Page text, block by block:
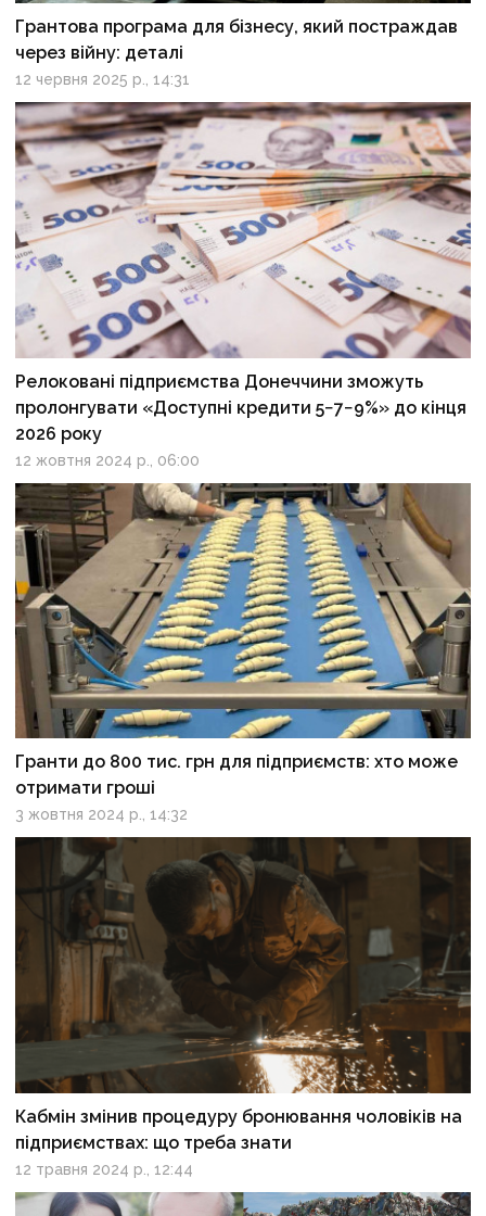
Грантова програма для бізнесу, який постраждав
через війну: деталі
12 червня 2025 р., 14:31
Релоковані підприємства Донеччини зможуть
пролонгувати «Доступні кредити 5−7−9%» до кінця
2026 року
12 жовтня 2024 р., 06:00
Гранти до 800 тис. грн для підприємств: хто може
отримати гроші
3 жовтня 2024 р., 14:32
Кабмін змінив процедуру бронювання чоловіків на
підприємствах: що треба знати
12 травня 2024 р., 12:44